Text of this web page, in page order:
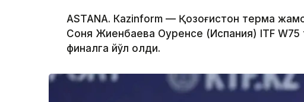
ASTANА. Кazinform — Қозоғистон терма
Соня Жиенбаева Оуренсе (Испания) ITF W75
финалга йўл олди.